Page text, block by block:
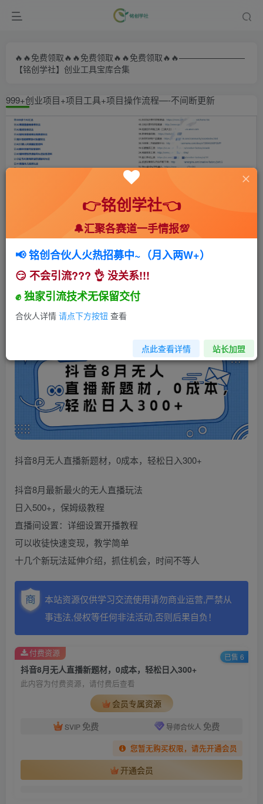
🔥🔥免费领取🔥🔥免费领取🔥🔥免费领取🔥🔥————————
【铭创学社】创业工具宝库合集
999+创业项目+项目工具+项目操作流程—-不间断更新
首页 🍻会员专享 🆓网创项目 正文
抖音8月无人直播新题材，0成本，轻松日入300+
小助手
3年前发布
抖音8月无人直播新题材，0成本，轻松日入300+
抖音8月最新最火的无人直播玩法
日入500+，保姆级教程
直播间设置：详细设置开播教程
可以收徒快速变现，教学简单
十几个新玩法延伸介绍，抓住机会，时间不等人
本站资源仅供学习交流使用请勿商业运营,严禁从
事违法,侵权等任何非法活动,否则后果自负！
抖音8月无人直播新题材，0成本，轻松日入300+
此内容为付费资源，请付费后查看
会员专属资源
SVIP 免费 导师合伙人 免费
您暂无购买权限，请先开通会员
开通会员
付费资源 已售 6
👉铭创学社👈
🔔汇聚各赛道一手情报💯
📢 铭创合伙人火热招募中~（月入两W+）
😏 不会引流??? 👌 没关系!!!
✊ 独家引流技术无保留交付
合伙人详情 请点下方按钮 查看
点此查看详情 站长加盟